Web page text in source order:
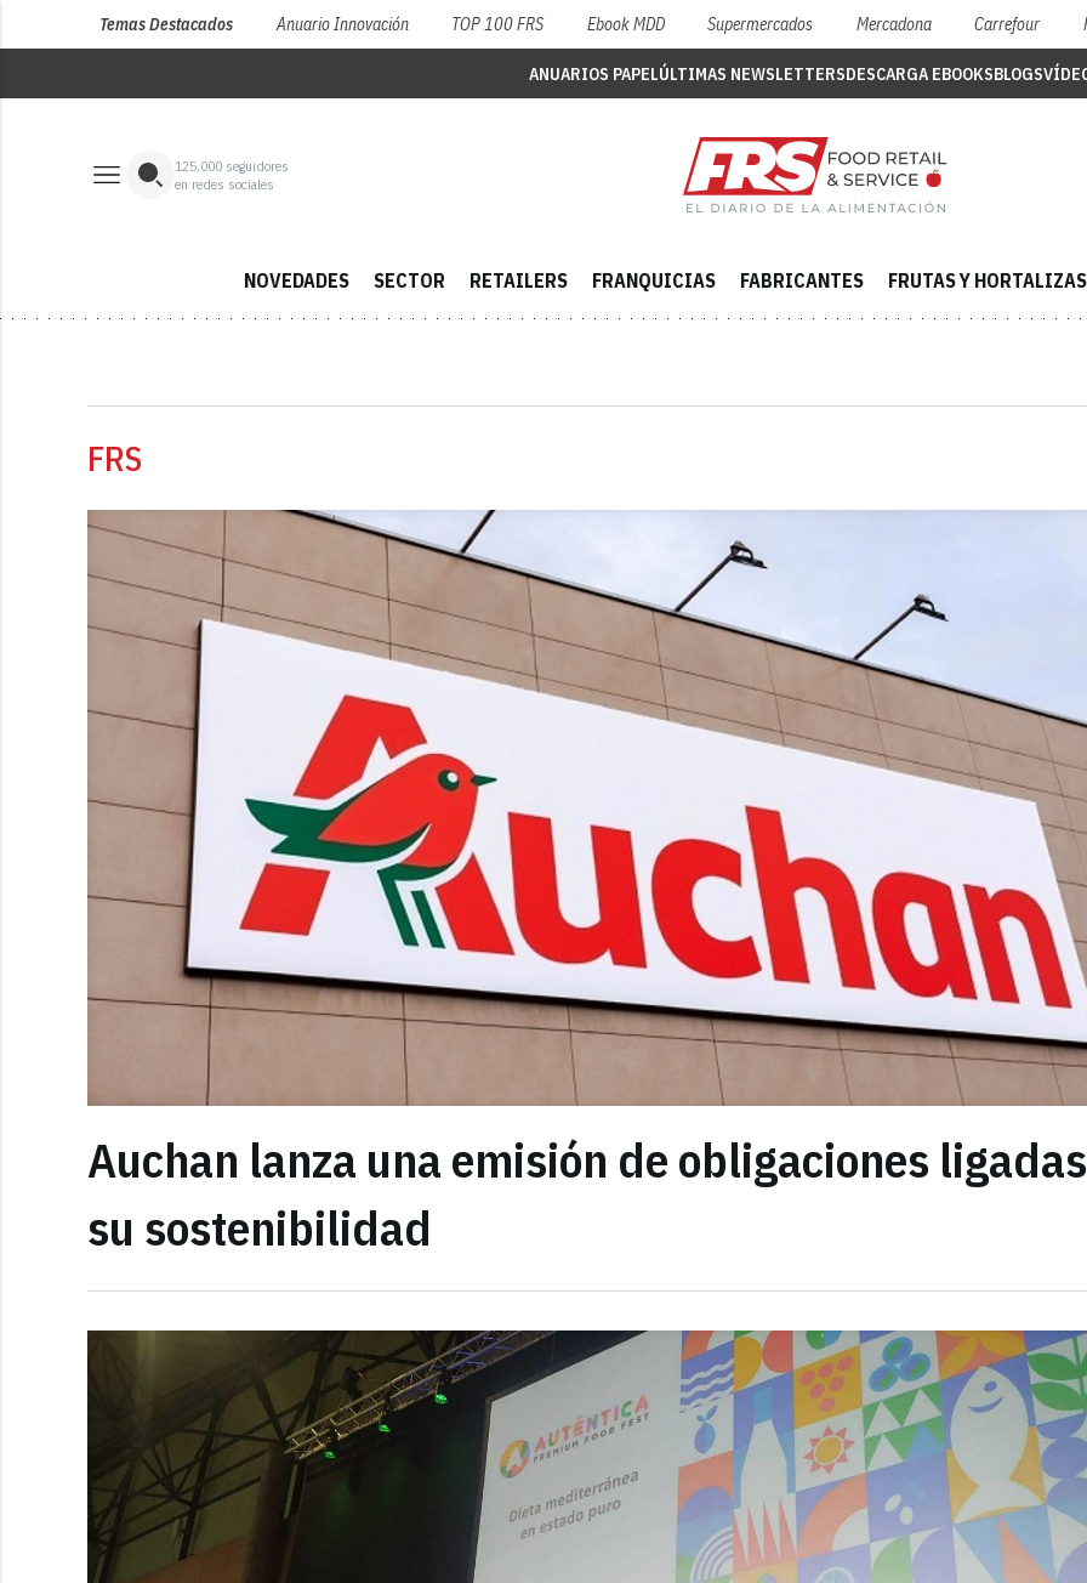
Temas Destacados Anuario Innovación TOP 100 FRS Ebook MDD Supermercados Mercadona Carrefour
ANUARIOS PAPELÚLTIMAS NEWSLETTERSDESCARGA EBOOKSBLOGS
125,000 seguidores
en redes sociales
NOVEDADES SECTOR RETAILERS FRANQUICIAS FABRICANTES FRUTAS Y HORTALIZAS
FRS
Auchan lanza una emisión de obligaciones
su sostenibilidad